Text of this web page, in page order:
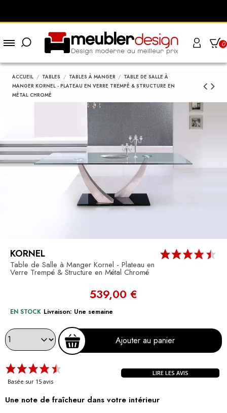
0
ACCUEIL TABLES TABLES À MANGER
TABLE DE SALLE À
MANGER KORNEL - PLATEAU EN VERRE TREMPÉ & STRUCTURE EN
MÉTAL CHROMÉ
KORNEL
Table de Salle à Manger Kornel - Plateau en
Verre Trempé & Structure en Métal Chromé
539,00 €
EN STOCK Livraison: Une semaine
Ajouter au panier
Basée sur 15 avis
LIRE LES AVIS
Une note de fraîcheur dans votre intérieur